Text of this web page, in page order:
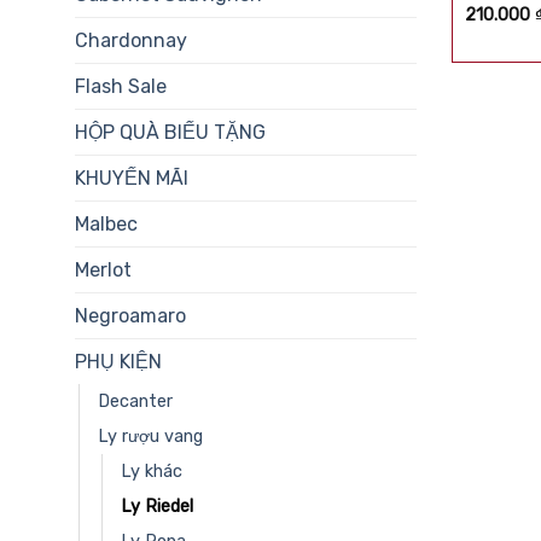
Chardonnay
Flash Sale
HỘP QUÀ BIẾU TẶNG
KHUYẾN MÃI
Malbec
Merlot
Negroamaro
PHỤ KIỆN
Decanter
Ly rượu vang
Ly khác
Ly Riedel
Được xếp
210.000